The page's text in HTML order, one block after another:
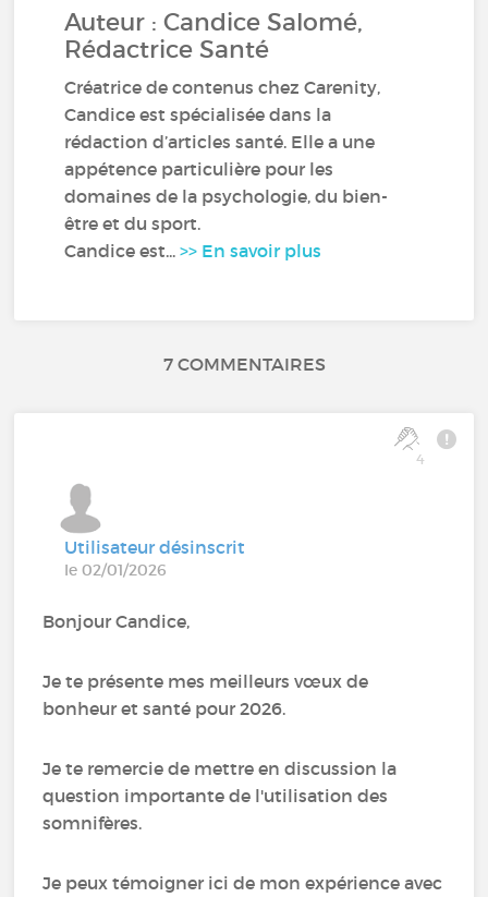
Auteur : Candice Salomé,
Rédactrice Santé
Créatrice de contenus chez Carenity,
Candice est spécialisée dans la
rédaction d’articles santé. Elle a une
appétence particulière pour les
domaines de la psychologie, du bien-
être et du sport.
Candice est...>> En savoir plus
7 COMMENTAIRES
4
Utilisateur désinscrit
le 02/01/2026
Bonjour Candice,
Je te présente mes meilleurs vœux de
bonheur et santé pour 2026.
Je te remercie de mettre en discussion la
question importante de l'utilisation des
somnifères.
Je peux témoigner ici de mon expérience avec